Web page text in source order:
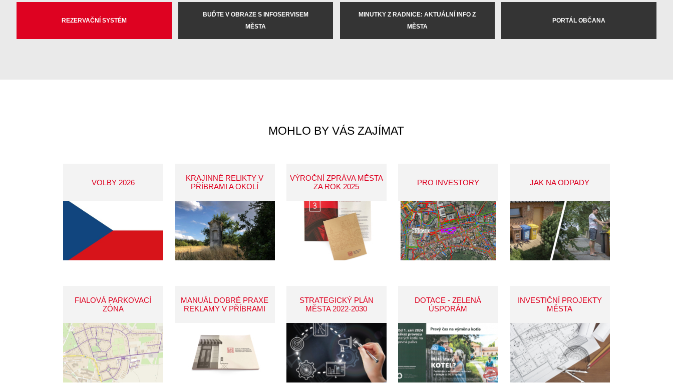
REZERVAČNÍ SYSTÉM
BUĎTE V OBRAZE S INFOSERVISEM
MĚSTA
MINUTKY Z RADNICE: AKTUÁLNÍ INFO Z
MĚSTA
PORTÁL OBČANA
MOHLO BY VÁS ZAJÍMAT
VOLBY 2026
KRAJINNÉ RELIKTY V
PŘÍBRAMI A OKOLÍ
VÝROČNÍ ZPRÁVA MĚSTA
ZA ROK 2025
PRO INVESTORY JAK NA ODPADY
FIALOVÁ PARKOVACÍ
ZÓNA
MANUÁL DOBRÉ PRAXE
REKLAMY V PŘÍBRAMI
STRATEGICKÝ PLÁN
MĚSTA 2022-2030
DOTACE - ZELENÁ
ÚSPORÁM
INVESTIČNÍ PROJEKTY
MĚSTA